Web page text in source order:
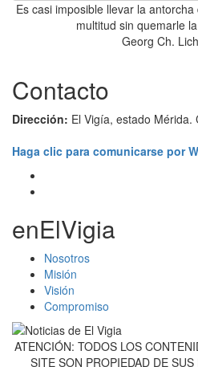
Es casi imposible llevar la
multitud sin quemarle
Georg Ch.
Contacto
Dirección: El Vigía, estado Mérida.
Haga clic para comunicarse por
enElVigia
Nosotros
Misión
Visión
Compromiso
ATENCIÓN: TODOS LOS
SITE SON PROPIEDAD DE